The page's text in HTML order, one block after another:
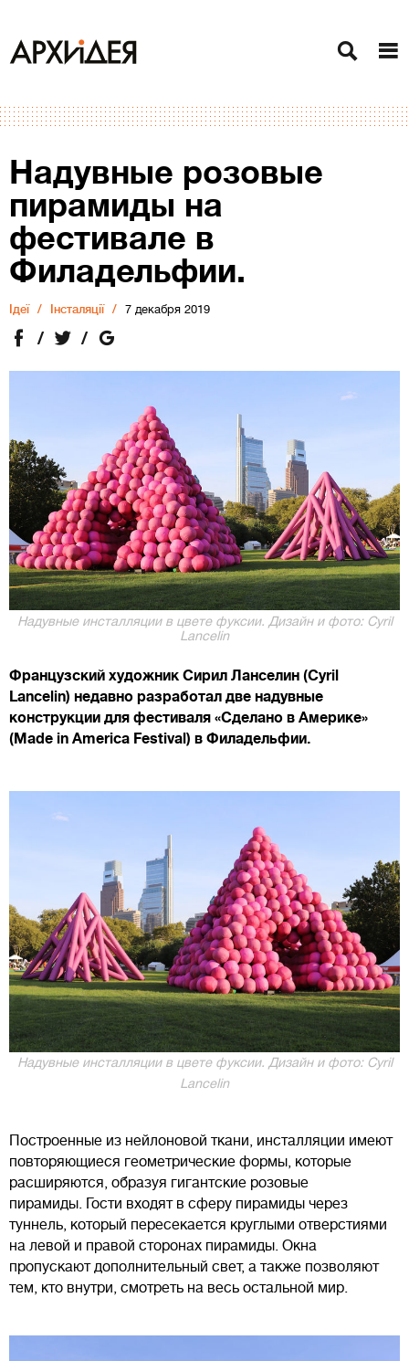
Надувные розовые
пирамиды на
фестивале в
Филадельфии.
Ідеї Інсталяції 7 декабря 2019
Надувные инсталляции в цвете фуксии. Дизайн и фото: Cyril
Lancelin
Французский художник Сирил Ланселин (Cyril
Lancelin) недавно разработал две надувные
конструкции для фестиваля «Сделано в Америке»
(Made in America Festival) в Филадельфии.
Надувные инсталляции в цвете фуксии. Дизайн и фото: Cyril
Lancelin
Построенные из нейлоновой ткани, инсталляции имеют
повторяющиеся геометрические формы, которые
расширяются, образуя гигантские розовые
пирамиды. Гости входят в сферу пирамиды через
туннель, который пересекается круглыми отверстиями
на левой и правой сторонах пирамиды. Окна
пропускают дополнительный свет, а также позволяют
тем, кто внутри, смотреть на весь остальной мир.